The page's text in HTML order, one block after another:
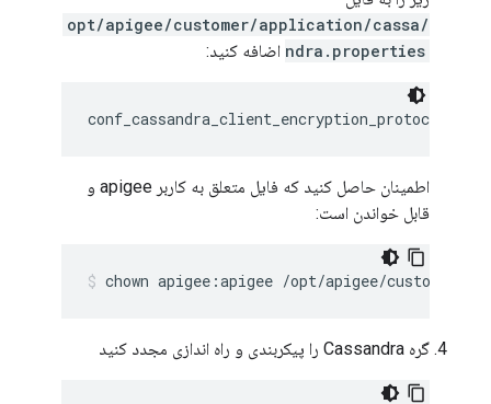
/opt/apigee/customer/application/cassa
ndra.properties اضافه کنید:
اطمینان حاصل کنید که فایل متعلق به کاربر apigee و
قابل خواندن است:
chown apigee:apigee /opt/apigee/customer/
گره Cassandra را پیکربندی و راه اندازی مجدد کنید